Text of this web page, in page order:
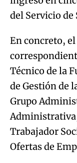
del Servicio
En concreto,
Técnico de la
de Gestión de
Grupo
Trabajador
Ofertas de